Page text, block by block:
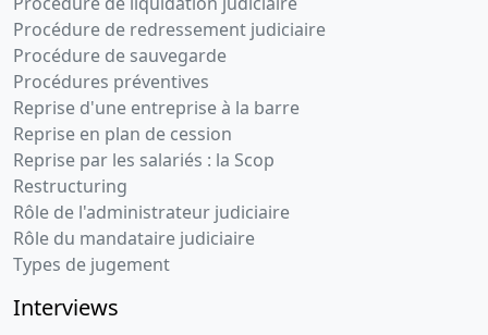
Procédure de redressement judiciaire
Procédure de sauvegarde
Procédures préventives
Reprise d'une entreprise à la barre
Reprise en plan de cession
Reprise par les salariés : la Scop
Restructuring
Rôle de l'administrateur judiciaire
Rôle du mandataire judiciaire
Types de jugement
Interviews